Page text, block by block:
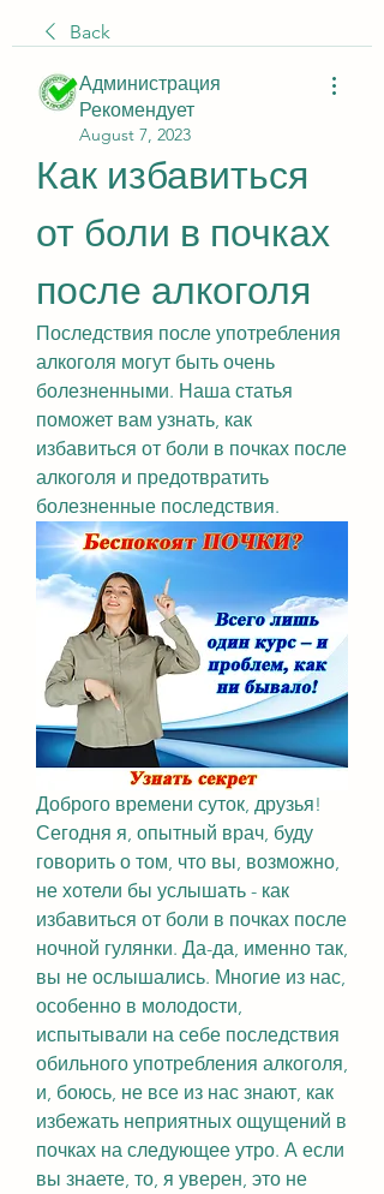
Back
Администрация
Рекомендует
August 7, 2023
Как избавиться
от боли в почках
после алкоголя
Последствия после употребления
алкоголя могут быть очень
болезненными. Наша статья
поможет вам узнать, как
избавиться от боли в почках после
алкоголя и предотвратить
болезненные последствия.
Доброго времени суток, друзья!
Сегодня я, опытный врач, буду
говорить о том, что вы, возможно,
не хотели бы услышать - как
избавиться от боли в почках после
ночной гулянки. Да-да, именно так,
вы не ослышались. Многие из нас,
особенно в молодости,
испытывали на себе последствия
обильного употребления алкоголя,
и, боюсь, не все из нас знают, как
избежать неприятных ощущений в
почках на следующее утро. А если
вы знаете, то, я уверен, это не